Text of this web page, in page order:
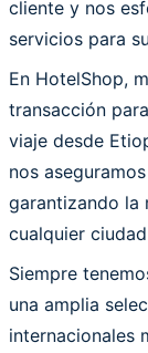
cliente y nos
servicios para
En HotelShop,
transacción
viaje desde
nos
garantizando la
cualquier
Siempre
una amplia
internacionales